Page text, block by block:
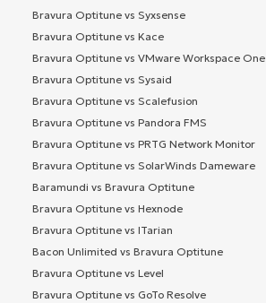
Bravura Optitune vs Syxsense
Bravura Optitune vs Kace
Bravura Optitune vs VMware Workspace One
Bravura Optitune vs Sysaid
Bravura Optitune vs Scalefusion
Bravura Optitune vs Pandora FMS
Bravura Optitune vs PRTG Network Monitor
Bravura Optitune vs SolarWinds Dameware
Baramundi vs Bravura Optitune
Bravura Optitune vs Hexnode
Bravura Optitune vs ITarian
Bacon Unlimited vs Bravura Optitune
Bravura Optitune vs Level
Bravura Optitune vs GoTo Resolve